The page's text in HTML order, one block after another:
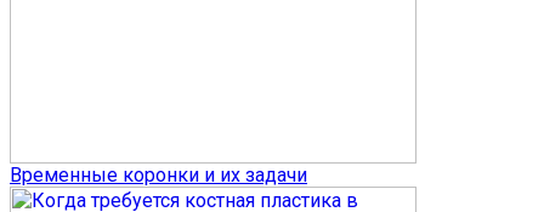
Временные коронки и их задачи